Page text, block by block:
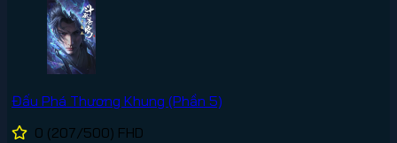
Đấu Phá Thương Khung (Phần 5)
0 (207/500) FHD